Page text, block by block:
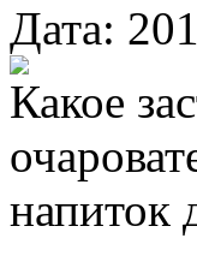
Дата:
Какое
напиток